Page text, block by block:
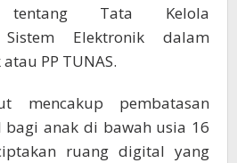
Tata Kelola
Sistem Elektronik dalam
PP TUNAS.
mencakup pembatasan
bagi anak di bawah usia 16
ruang digital yang